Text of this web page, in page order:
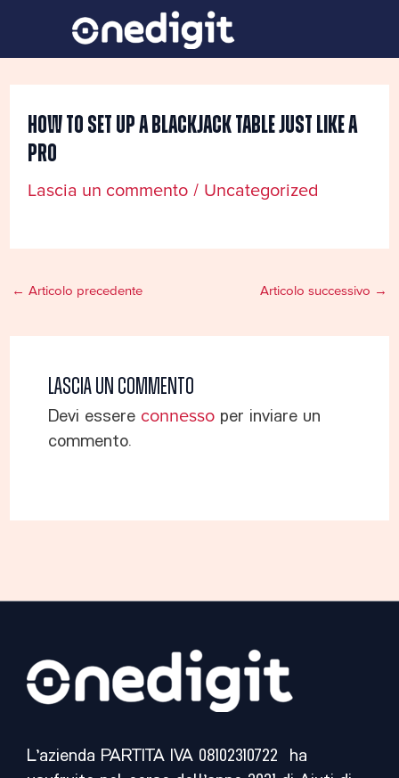
contenuto
How To Set Up A Blackjack Table Just Like A
Pro
Lascia un commento / Uncategorized
← Articolo precedente Articolo successivo →
Lascia un commento
Devi essere connessoper inviare un
commento.
L’azienda PARTITA IVA 08102310722 ha